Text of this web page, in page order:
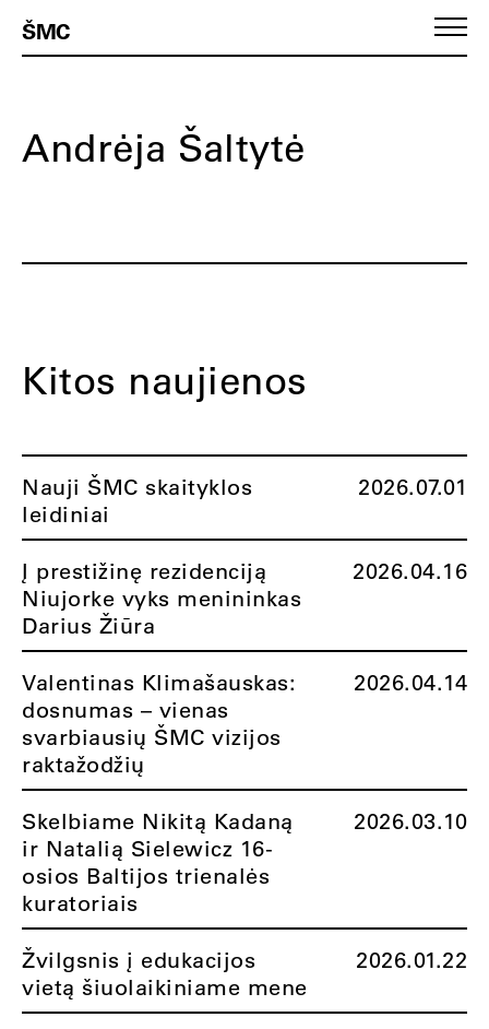
ŠMC
Andrėja Šaltytė
Kitos naujienos
Nauji ŠMC skaityklos
leidiniai
2026.07.01
Į prestižinę rezidenciją
Niujorke vyks menininkas
Darius Žiūra
2026.04.16
Valentinas Klimašauskas:
dosnumas – vienas
svarbiausių ŠMC vizijos
raktažodžių
2026.04.14
Skelbiame Nikitą Kadaną
ir Natalią Sielewicz 16-
osios Baltijos trienalės
kuratoriais
2026.03.10
Žvilgsnis į edukacijos
vietą šiuolaikiniame mene
2026.01.22